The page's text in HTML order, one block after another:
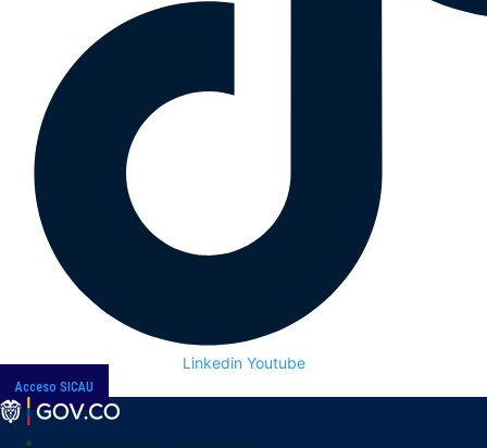
Linkedin Youtube
Acceso SICAU